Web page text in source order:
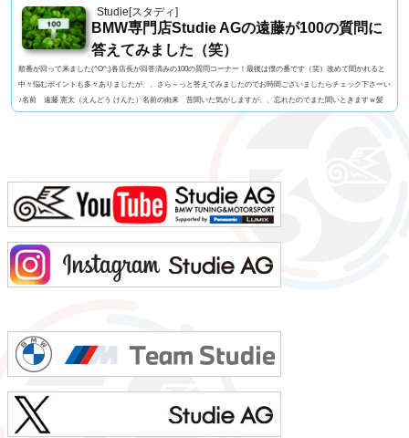
Studie[スタディ]
BMW専門店Studie AGの遠藤が100の質問に
答えてみました（笑）
順番が回って来ました(^O^;)各店長が回答済みの100の質問コーナー！最後は僕の番です（笑）改めて聞かれると
中々悩むポイントも多々ありましたが、、さら～っと答えてみましたのでお時間ございましたらチェック下さーい
♪名前 遠藤 憲太（えんどう けんた）名前の由来 昔聞いた気がしますが、、忘れたのでまた聞いときますｗ髪